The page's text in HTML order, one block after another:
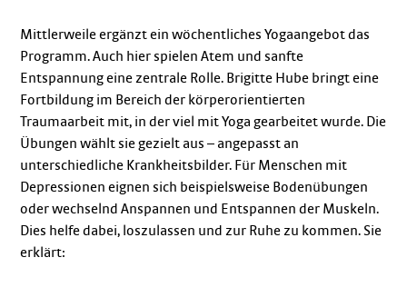
Mittlerweile ergänzt ein wöchentliches Yogaangebot das
Programm. Auch hier spielen Atem und sanfte
Entspannung eine zentrale Rolle. Brigitte Hube bringt eine
Fortbildung im Bereich der körperorientierten
Traumaarbeit mit, in der viel mit Yoga gearbeitet wurde. Die
Übungen wählt sie gezielt aus – angepasst an
unterschiedliche Krankheitsbilder. Für Menschen mit
Depressionen eignen sich beispielsweise Bodenübungen
oder wechselnd Anspannen und Entspannen der Muskeln.
Dies helfe dabei, loszulassen und zur Ruhe zu kommen. Sie
erklärt: